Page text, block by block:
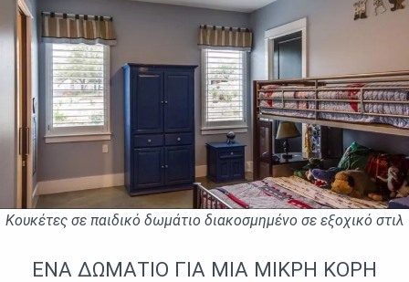
Κουκέτες σε παιδικό δωμάτιο διακοσμημένο σε εξοχικό στιλ
ΈΝΑ ΔΩΜΆΤΙΟ ΓΙΑ ΜΙΑ ΜΙΚΡΉ ΚΌΡΗ